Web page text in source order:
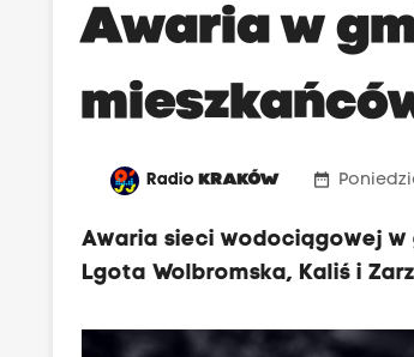
Awaria w
RadioKRAKÓW date_range
Awaria sieci wodociągowej w
Lgota Wolbromska, Kaliś i